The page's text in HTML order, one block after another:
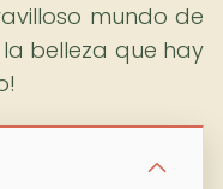
mundo de
belleza que hay